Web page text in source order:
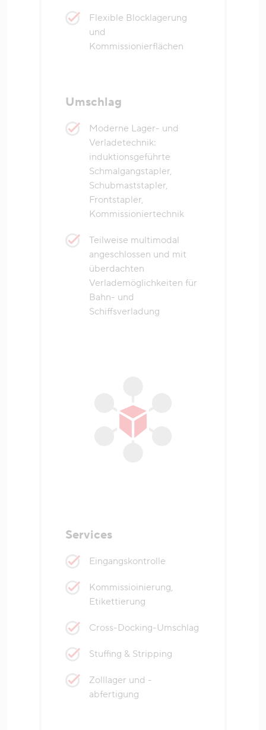
Flexible Blocklagerung
und
Kommissionierflächen
Umschlag
Moderne Lager- und
Verladetechnik:
induktionsgeführte
Schmalgangstapler,
Schubmaststapler,
Frontstapler,
Kommissioniertechnik
Teilweise multimodal
angeschlossen und mit
überdachten
Verlademöglichkeiten für
Bahn- und
Schiffsverladung
Services
Eingangskontrolle
Kommissioinierung,
Etikettierung
Cross-Docking-Umschlag
Stuffing & Stripping
Zolllager und -
abfertigung